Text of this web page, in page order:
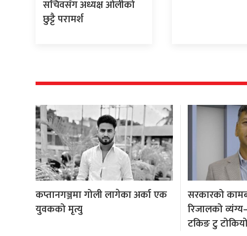
सचिवसँग अध्यक्ष ओलीको
छुट्टै परामर्श
कप्तानगञ्जमा गोली लागेका अर्का एक
युवकको मृत्यु
सरकारको
रिजालको
टकिङ टु